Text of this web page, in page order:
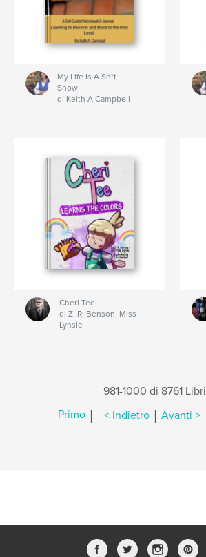
My Life Is A Sh*t
Show
di Keith A Campbell
Cheri Tee
di Z. R. Benson, Miss
Lynsie
981-1000 di 8761 Libri
Primo | < Indietro | Avanti >